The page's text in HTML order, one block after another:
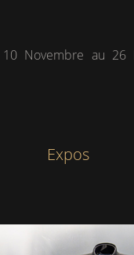
Novembre au 26
Expos